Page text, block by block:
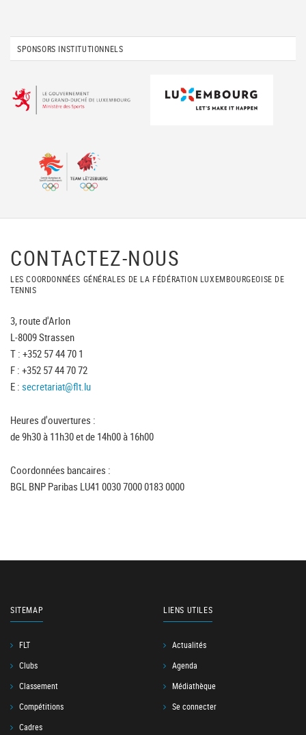
SPONSORS INSTITUTIONNELS
CONTACTEZ-NOUS
LES COORDONNÉES GÉNÉRALES DE LA FÉDÉRATION LUXEMBOURGEOISE DE
TENNIS
3, route d'Arlon
L-8009 Strassen
T : +352 57 44 70 1
F : +352 57 44 70 72
E : secretariat@flt.lu
Heures d'ouvertures :
de 9h30 à 11h30 et de 14h00 à 16h00
Coordonnées bancaires :
BGL BNP Paribas LU41 0030 7000 0183 0000
SITEMAP
FLT
Clubs
Classement
Compétitions
Cadres
LIENS UTILES
Actualités
Agenda
Médiathèque
Se connecter